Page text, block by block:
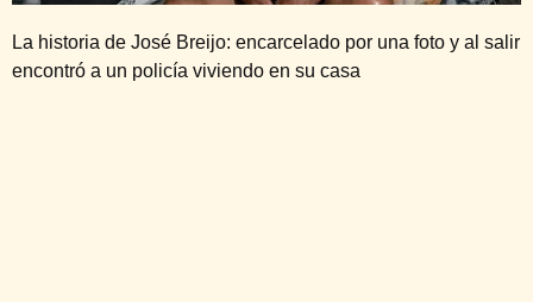
La historia de José Breijo: encarcelado por una foto y al salir
encontró a un policía viviendo en su casa